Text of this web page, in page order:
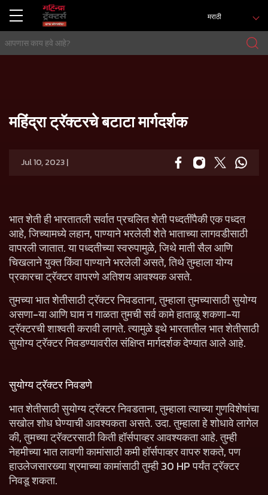
मराठी
महिंद्रा ट्रॅक्टरचे बटाटा मार्गदर्शक
Jul 10, 2023 |
भात शेती ही भारतातली सर्वात प्रचलित शेती पध्दतींपैकी एक पध्दत
आहे, जिच्यामध्ये लहान, पाण्याने भरलेली शेते भाताच्या लागवडीसाठी
वापरली जातात. या पध्दतीच्या स्वरुपामुळे, जिथे माती सैल आणि
चिखलाने युक्त किंवा पाण्याने भरलेली असते, तिथे तुम्हाला योग्य
प्रकारचा ट्रॅक्टर वापरणे अतिशय आवश्यक असते.
तुमच्या भात शेतीसाठी ट्रॅक्टर निवडताना, तुम्हाला तुमच्यासाठी सुयोग्य
असणा-या आणि घाम न गाळता तुमची सर्व कामे हाताळू शकणा-या
ट्रॅक्टरची शाश्वती करावी लागते. त्यामुळे इथे भारतातील भात शेतीसाठी
सुयोग्य ट्रॅक्टर निवडण्यावरील संक्षिप्त मार्गदर्शक देण्यात आले आहे.
सुयोग्य ट्रॅक्टर निवडणे
भात शेतीसाठी सुयोग्य ट्रॅक्टर निवडताना, तुम्हाला त्याच्या गुणविशेषांचा
सखोल शोध घेण्याची आवश्यकता असते. उदा. तुम्हाला हे शोधावे लागेल
की, तुमच्या ट्रॅक्टरसाठी किती हॉर्सपाव्हर आवश्यकता आहे. तुम्ही
नेहमीच्या भात लावणी कामांसाठी कमी हॉर्सपाव्हर वापरु शकते, पण
हाउलेजसारख्या श्रमाच्या कामांसाठी तुम्ही 30 HP पर्यंत ट्रॅक्टर
निवडू शकता.